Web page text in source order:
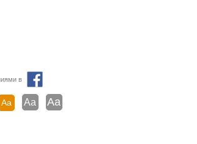
в
Aa Aa Aa